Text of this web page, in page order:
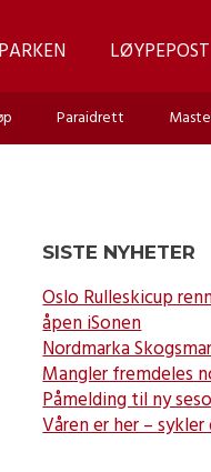
LØYPEPOST
Paraidrett
SISTE NYHETER
Oslo Rulleskicup
åpen iSonen
Nordmarka
Mangler fremdeles
Påmelding til ny
Våren er her – sykler